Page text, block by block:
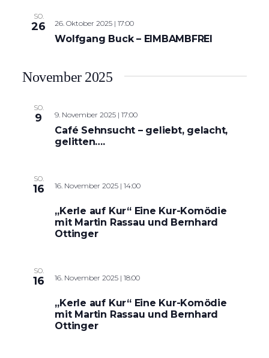
SO.
26 26. Oktober 2025 | 17:00
Wolfgang Buck – EIMBAMBFREI
November 2025
SO.
9 9. November 2025 | 17:00
Café Sehnsucht – geliebt, gelacht,
gelitten….
SO.
16 16. November 2025 | 14:00
„Kerle auf Kur“ Eine Kur-Komödie
mit Martin Rassau und Bernhard
Ottinger
SO.
16 16. November 2025 | 18:00
„Kerle auf Kur“ Eine Kur-Komödie
mit Martin Rassau und Bernhard
Ottinger